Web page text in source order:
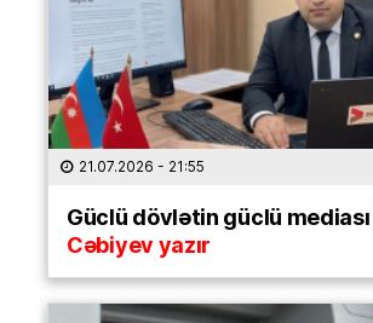
21.07.2026 - 21:55
Güclü dövlətin güclü mediası |
Cəbiyev yazır